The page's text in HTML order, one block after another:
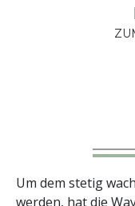
Um dem stetig
werden, hat die